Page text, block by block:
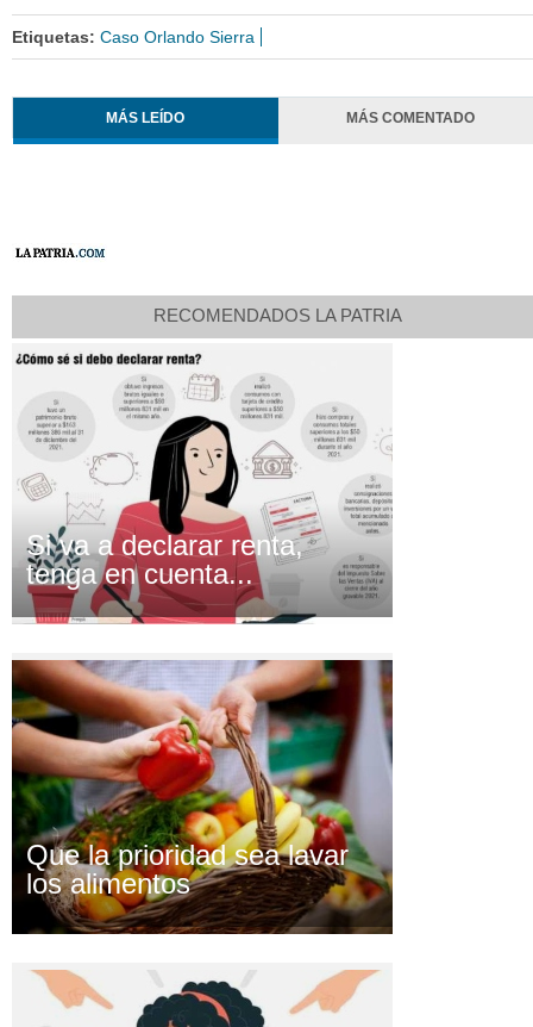
Etiquetas: Caso Orlando Sierra
MÁS LEÍDO MÁS COMENTADO
RECOMENDADOS LA PATRIA
Si va a declarar renta,
tenga en cuenta...
Que la prioridad sea lavar
los alimentos